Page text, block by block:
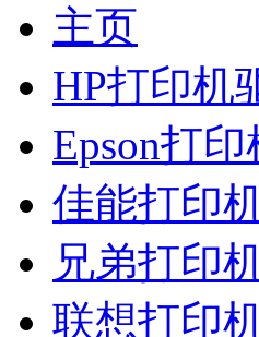
主页
HP打印机
Epson打
佳能打印
兄弟打印
联想打印